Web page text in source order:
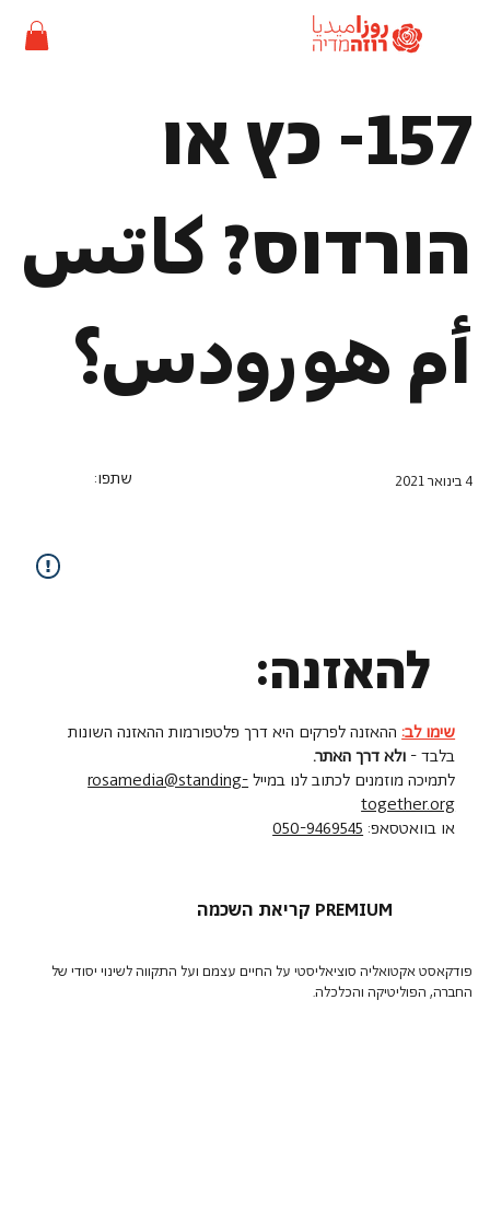
157- כץ או
הורדוס? كاتس
أم هورودس؟
שתפו: 4 בינואר 2021
להאזנה:
שימו לב: ההאזנה לפרקים היא דרך פלטפורמות ההאזנה השונות
בלבד - ולא דרך האתר.
לתמיכה מוזמנים לכתוב לנו במיילrosamedia@standing-
together.org
או בוואטסאפ: 050-9469545
קריאת השכמה PREMIUM
פודקאסט אקטואליה סוציאליסטי על החיים עצמם ועל התקווה לשינוי יסודי של
החברה, הפוליטיקה והכלכלה.